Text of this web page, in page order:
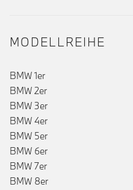
MODELLREIHE
BMW 1er
BMW 2er
BMW 3er
BMW 4er()
BMW 5er
BMW 6er
BMW 7er
BMW 8er